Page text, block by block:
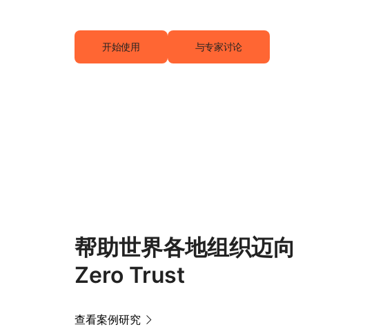
开始使用 与专家讨论
帮助世界各地组织迈向
Zero Trust
查看案例研究